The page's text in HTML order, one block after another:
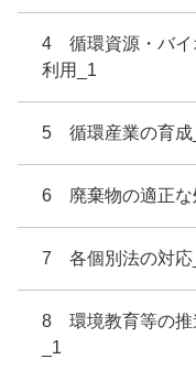
4 循環資源・バイ
利用_1
5 循環産業の育成
6 廃棄物の適正な
7 各個別法の対応
8 環境教育等の推
_1